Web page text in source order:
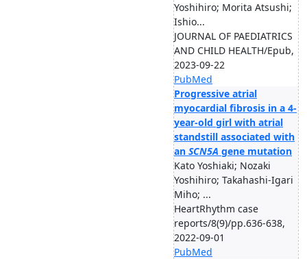
Yoshihiro; Morita Atsushi;
Ishio...
JOURNAL OF PAEDIATRICS
AND CHILD HEALTH/Epub,
2023-09-22
PubMed
Progressive atrial
myocardial fibrosis in a 4-
year-old girl with atrial
standstill associated with
an SCN5A gene mutation
Kato Yoshiaki; Nozaki
Yoshihiro; Takahashi-Igari
Miho; ...
HeartRhythm case
reports/8(9)/pp.636-638,
2022-09-01
PubMed